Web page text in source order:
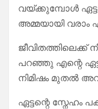
വയ്ക്കുമ്പോൾ
അമ്മയായി വരാം
ജീവിതത്തിലെക്ക്‌
പറഞ്ഞു എന്റെ
നിമിഷം മുതൽ
ഏട്ടന്റെ